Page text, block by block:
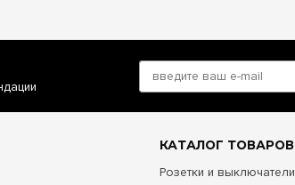
КАТАЛОГ ТОВАРОВ
Розетки и выключатели